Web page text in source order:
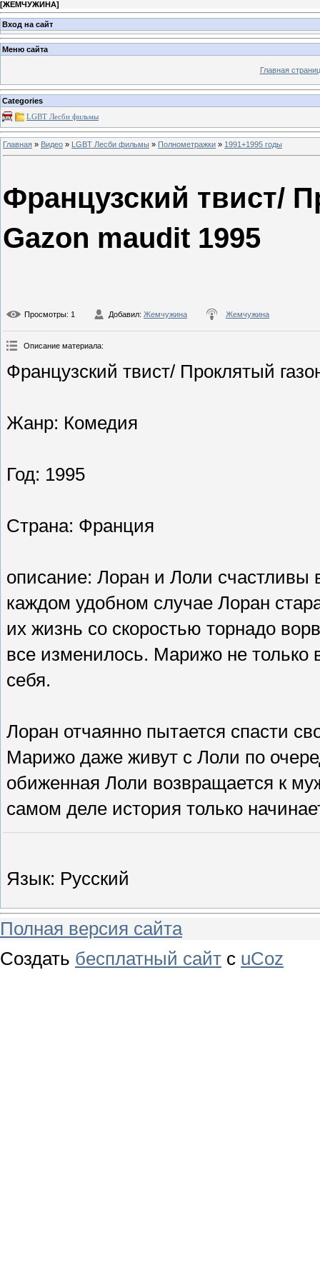
[ЖЕМЧУЖИНА]
Вход на сайт
Меню сайта
Главная
Categories
LGBT Леcби фильмы
Главная » Видео » LGBT Леcби фильмы » Полнометражки » 1991+1995 годы
Французский твист/
Gazon maudit 1995
Просмотры: 1 Добавил: Жемчужина Жемчужина
Описание материала:
Французский твист/ Проклятый
Жанр: Комедия
Год: 1995
Страна: Франция
описание: Лоран и Лоли счастливы
каждом удобном случае Лоран
их жизнь со скоростью торнадо
все изменилось. Марижо не
себя.
Лоран отчаянно пытается спасти
Марижо даже живут с Лоли по
обиженная Лоли возвращается к
самом деле история только
Язык: Русский
Полная версия сайта
Создать бесплатный сайт с uCoz